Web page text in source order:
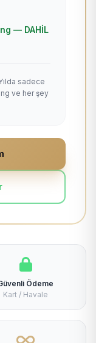
— DAHİL
sadece
ve her şey
Ödeme
Kart / Havale